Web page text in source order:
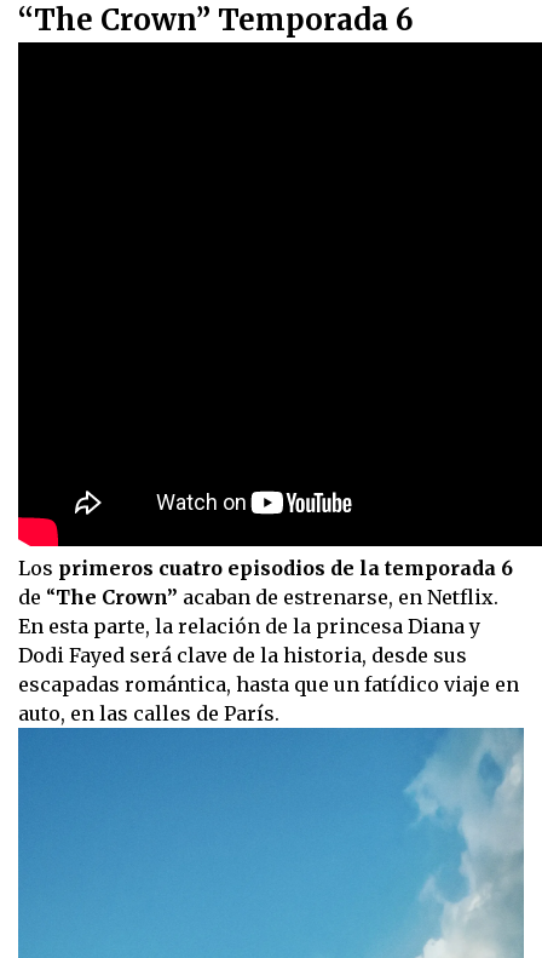
“The Crown” Temporada 6
Los primeros cuatro episodios de la temporada 6
de “The Crown” acaban de estrenarse, en Netflix.
En esta parte, la relación de la princesa Diana y
Dodi Fayed será clave de la historia, desde sus
escapadas romántica, hasta que un fatídico viaje en
auto, en las calles de París.